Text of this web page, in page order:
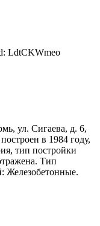
LdtCKWmeo
ул. Сигаева, д. 6,
в 1984 году,
тип постройки
Тип
Железобетонные.